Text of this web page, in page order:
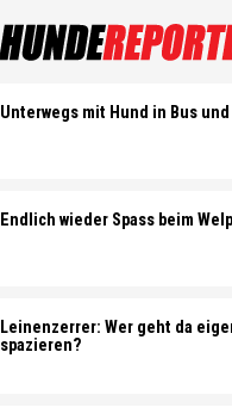
Unterwegs mit Hund in Bus und
Endlich wieder Spass beim
Leinenzerrer: Wer geht da
spazieren?